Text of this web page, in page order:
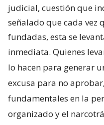
judicial, cuestión que
señalado que cada vez
fundadas, esta se
inmediata. Quienes
lo hacen para generar
excusa para no
fundamentales en la
organizado y el